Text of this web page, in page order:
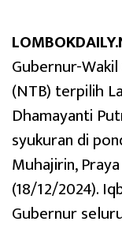
Gubernur-
(NTB) terpilih
Dhamayanti
syukuran di
Muhajirin,
(18/12/2024).
Gubernur